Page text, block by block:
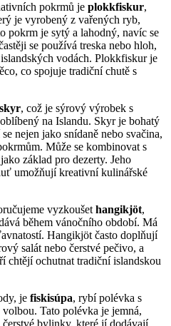
pokrmů je plokkfiskur,
je vyrobený z vařených ryb,
pokrm je sytý a lahodný, navíc se
se používá treska nebo hloh,
vodách. Plokkfiskur je
co spojuje tradiční chutě s
skyr, což je sýrový výrobek s
na Islandu. Skyr je bohatý
nejen jako snídaně nebo svačina,
Může se kombinovat s
základ pro dezerty. Jeho
umožňují kreativní kulinářské
vyzkoušet hangikjöt,
během vánočního období. Má
Hangikjöt často doplňují
salát nebo čerstvé pečivo, a
chtějí ochutnat tradiční islandskou
je fiskisúpa, rybí polévka s
Tato polévka je jemná,
čerstvé bylinky, které jí dodávají